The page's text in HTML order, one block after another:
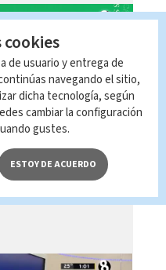
con Paula
2026
de usuario y entrega de
navegando el sitio,
dicha tecnología, según
cambiar la configuración
gustes.
ESTOY DE ACUERDO